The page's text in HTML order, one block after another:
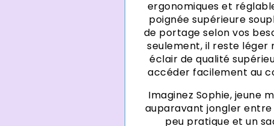
ergonomiques et
poignée supérieure
de portage selon vos
seulement, il reste léger
éclair de qualité
accéder facilement au
Imaginez Sophie, jeune
auparavant jongler
peu pratique et un